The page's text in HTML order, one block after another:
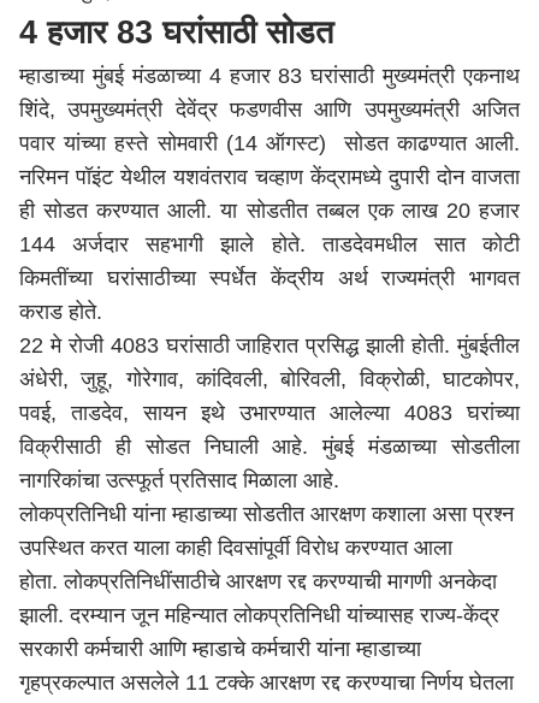
4 हजार 83 घरांसाठी सोडत
म्हाडाच्या मुंबई मंडळाच्या 4 हजार 83 घरांसाठी मुख्यमंत्रीएकनाथ
शिंदे, उपमुख्यमंत्रीदेवेंद्र फडणवीसआणि उपमुख्यमंत्री अजित
पवार यांच्या हस्ते सोमवारी (14 ऑगस्ट) सोडत काढण्यात आली.
नरिमन पॉइंट येथील यशवंतराव चव्हाण केंद्रामध्ये दुपारी दोन वाजता
ही सोडत करण्यात आली. या सोडतीत तब्बल एक लाख 20 हजार
144 अर्जदार सहभागी झाले होते. ताडदेवमधील सात कोटी
किमतींच्या घरांसाठीच्या स्पर्धेत केंद्रीय अर्थ राज्यमंत्री भागवत
कराड होते.
22 मे रोजी 4083 घरांसाठी जाहिरात प्रसिद्ध झाली होती. मुंबईतील
अंधेरी, जुहू, गोरेगाव, कांदिवली, बोरिवली, विक्रोळी, घाटकोपर,
पवई, ताडदेव, सायन इथे उभारण्यात आलेल्या 4083 घरांच्या
विक्रीसाठी ही सोडत निघाली आहे. मुंबई मंडळाच्या सोडतीला
नागरिकांचा उत्स्फूर्त प्रतिसाद मिळाला आहे.
लोकप्रतिनिधी यांना म्हाडाच्या सोडतीत आरक्षण कशाला असा प्रश्न
उपस्थित करत याला काही दिवसांपूर्वी विरोध करण्यात आला
होता. लोकप्रतिनिधींसाठीचे आरक्षण रद्द करण्याची मागणी अनकेदा
झाली. दरम्यान जून महिन्यात लोकप्रतिनिधी यांच्यासह राज्य-केंद्र
सरकारी कर्मचारी आणि म्हाडाचे कर्मचारी यांना म्हाडाच्या
गृहप्रकल्पात असलेले 11 टक्के आरक्षण रद्द करण्याचा निर्णय घेतला